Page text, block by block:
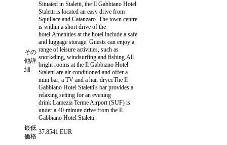
その
他詳
細
Situated in Staletti, the Il Gabbiano Hotel
Staletti is located an easy drive from
Squillace and Catanzaro. The town centre
is within a short drive of the
hotel.Amenities at the hotel include a safe
and luggage storage. Guests can enjoy a
range of leisure activities, such as
snorkeling, windsurfing and fishing.All
bright rooms at the Il Gabbiano Hotel
Staletti are air conditioned and offer a
mini bar, a TV and a hair dryer.The Il
Gabbiano Hotel Staletti's bar provides a
relaxing setting for an evening
drink.Lamezia Terme Airport (SUF) is
under a 40-minute drive from the Il
Gabbiano Hotel Staletti.
最低
価格
37.8541 EUR